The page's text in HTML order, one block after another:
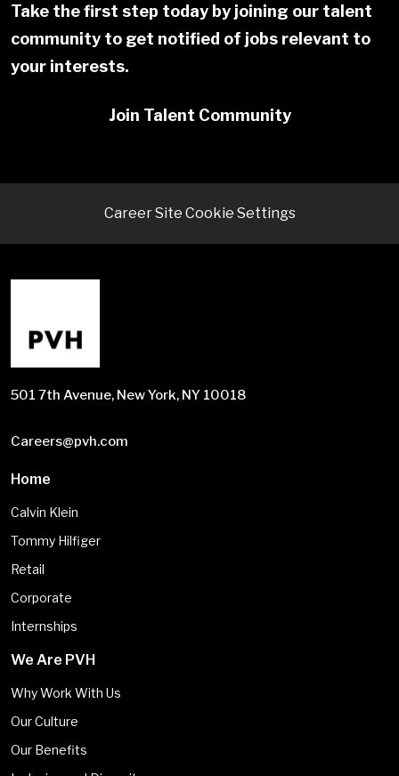
Take the first step today by joining our talent
community to get notified of jobs relevant to
your interests.
Join Talent Community
Career Site Cookie Settings
501 7th Avenue, New York, NY 10018
Careers@pvh.com
Home
Calvin Klein
Tommy Hilfiger
Retail
Corporate
Internships
We Are PVH
Why Work With Us
Our Culture
Our Benefits